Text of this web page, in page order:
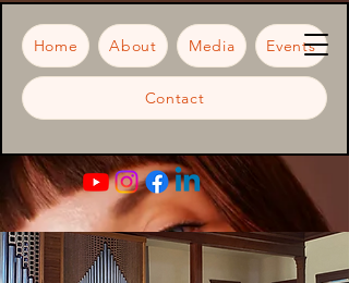
Home About Media Events
Contact